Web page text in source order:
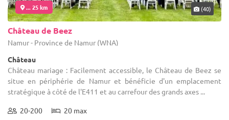
... 25 km (40)
Château de Beez
Namur - Province de Namur (WNA)
Château
Château mariage : Facilement accessible, le Château de Beez se
situe en périphérie de Namur et bénéficie d'un emplacement
stratégique à côté de l'E411 et au carrefour des grands axes ...
20-200 20 max